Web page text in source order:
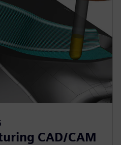
CAD/CAM